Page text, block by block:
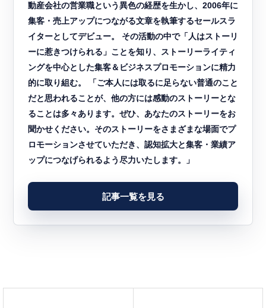
動産会社の営業職という異色の経歴を生かし、2006年に
集客・売上アップにつながる文章を執筆するセールスラ
イターとしてデビュー。 その活動の中で「人はストーリ
ーに惹きつけられる」ことを知り、ストーリーライティ
ングを中心とした集客＆ビジネスプロモーションに精力
的に取り組む。 「ご本人には取るに足らない普通のこと
だと思われることが、他の方には感動のストーリーとな
ることは多々あります。ぜひ、あなたのストーリーをお
聞かせください。そのストーリーをさまざまな場面でプ
ロモーションさせていただき、認知拡大と集客・業績ア
ップにつなげられるよう尽力いたします。」
記事一覧を見る